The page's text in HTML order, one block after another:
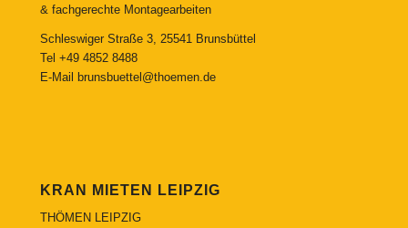
& fachgerechte Montagearbeiten
Schleswiger Straße 3, 25541 Brunsbüttel
Tel +49 4852 8488
E-Mail
brunsbuettel@thoemen.de
KRAN MIETEN LEIPZIG
THÖMEN LEIPZIG